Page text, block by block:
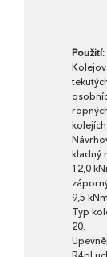
Použití:
kladný
12,0
9,5 kNm
Typ
20.